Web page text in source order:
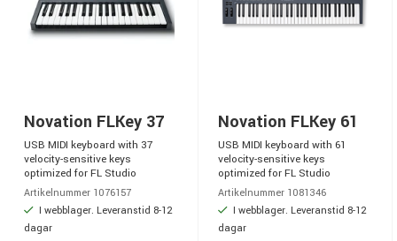
Novation FLKey 37
USB MIDI keyboard with 37
velocity-sensitive keys
optimized for FL Studio
Artikelnummer 1076157
I webblager. Leveranstid 8-12
dagar
Novation FLKey 61
USB MIDI keyboard with 61
velocity-sensitive keys
optimized for FL Studio
Artikelnummer 1081346
I webblager. Leveranstid 8-12
dagar